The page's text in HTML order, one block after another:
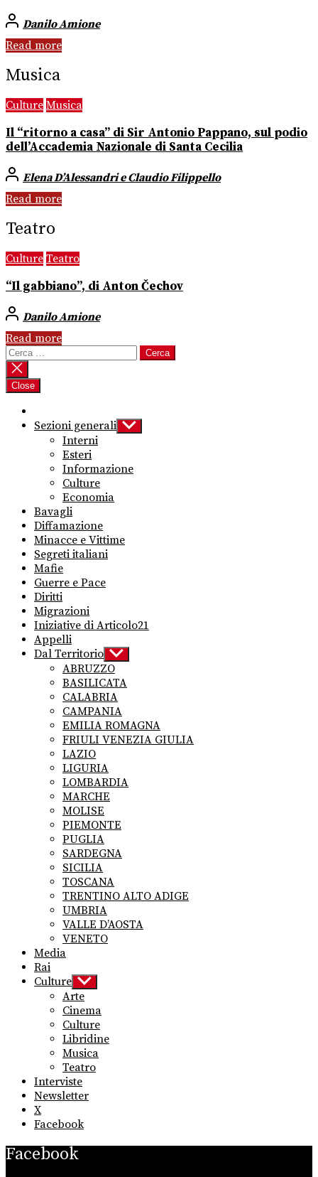
Danilo Amione
Read more
Musica
Culture Musica
Il “ritorno a casa” di Sir Antonio Pappano, sul podio
dell’Accademia Nazionale di Santa Cecilia
Elena D’Alessandri e Claudio Filippello
Read more
Teatro
Culture Teatro
“Il gabbiano”, di Anton Čechov
Danilo Amione
Read more
Ricerca
per:
Close
Sezioni generali Show
sub
Interni
Esteri
Informazione
Culture
Economia
Bavagli
Diffamazione
Minacce e Vittime
Segreti italiani
Mafie
Guerre e Pace
Diritti
Migrazioni
Iniziative di Articolo21
Appelli
Dal Territorio Show
sub
menu
ABRUZZO
BASILICATA
CALABRIA
CAMPANIA
EMILIA ROMAGNA
FRIULI VENEZIA GIULIA
LAZIO
LIGURIA
LOMBARDIA
MARCHE
MOLISE
PIEMONTE
PUGLIA
SARDEGNA
SICILIA
TOSCANA
TRENTINO ALTO ADIGE
UMBRIA
VALLE D’AOSTA
VENETO
Media
Rai
Culture Show
sub
menu
Arte
Cinema
Culture
Libridine
Musica
Teatro
Interviste
Newsletter
X
Facebook
Facebook